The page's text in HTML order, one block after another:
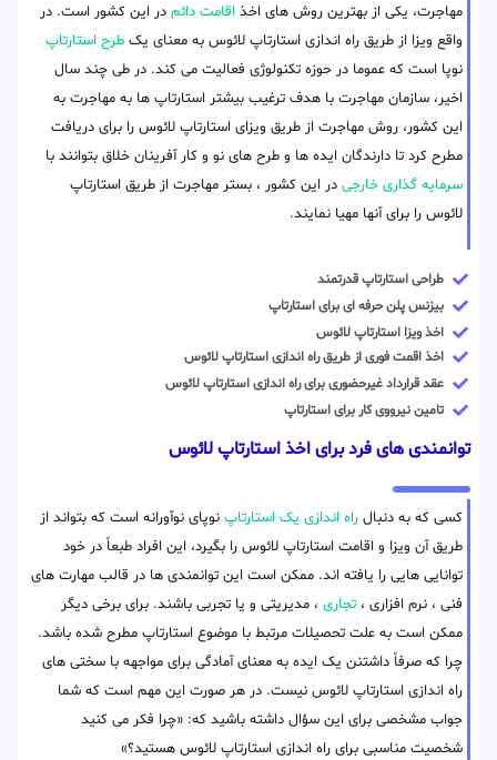
مهاجرت، یکی از بهترین روش های اخذ اقامت دائم در این کشور است. در
واقع ویزا از طریق راه اندازی استارتاپ لائوس به معنای یک طرح استارتاپ
نوپا است که عموما در حوزه تکنولوژی فعالیت می کند. در طی چند سال
اخیر، سازمان مهاجرت با هدف ترغیب بیشتر استارتاپ ها به مهاجرت به
این کشور، روش مهاجرت از طریق ویزای استارتاپ لائوس را برای دریافت
مطرح کرد تا دارندگان ایده ها و طرح های نو و کار آفرینان خلاق بتوانند با
سرمایه گذاری خارجی در این کشور ، بستر مهاجرت از طریق استارتاپ
لائوس را برای آنها مهیا نمایند.
طراحی استارتاپ قدرتمند
بیزنس پلن حرفه ای برای استارتاپ
اخذ ویزا استارتاپ لائوس
اخذ اقمت فوری از طریق راه اندازی استارتاپ لائوس
عقد قرارداد غیرحضوری برای راه اندازی استارتاپ لائوس
تامین نیرووی کار برای استارتاپ
توانمندی های فرد برای اخذ استارتاپ لائوس
کسی که به دنبال راه اندازی یک استارتاپ نوپای نوآورانه است که بتواند از
طریق آن ویزا و اقامت استارتاپ لائوس را بگیرد، این افراد طبعاً در خود
توانایی هایی را یافته اند. ممکن است این توانمندی ها در قالب مهارت های
فنی ، نرم افزاری ، تجاری ، مدیریتی و یا تجربی باشند. برای برخی دیگر
ممکن است به علت تحصیلات مرتبط با موضوع استارتاپ مطرح شده باشد.
چرا که صرفاً داشتنن یک ایده به معنای آمادگی برای مواجهه با سختی های
راه اندازی استارتاپ لائوس نیست. در هر صورت این مهم است که شما
جواب مشخصی برای این سؤال داشته باشید که: «چرا فکر می کنید
شخصیت مناسبی برای راه اندازی استارتاپ لائوس هستید؟»